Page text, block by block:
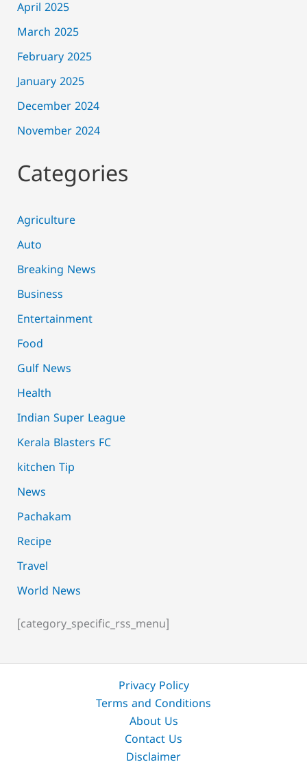
April 2025
March 2025
February 2025
January 2025
December 2024
November 2024
Categories
Agriculture
Auto
Breaking News
Business
Entertainment
Food
Gulf News
Health
Indian Super League
Kerala Blasters FC
kitchen Tip
News
Pachakam
Recipe
Travel
World News
[category_specific_rss_menu]
Privacy Policy
Terms and Conditions
About Us
Contact Us
Disclaimer